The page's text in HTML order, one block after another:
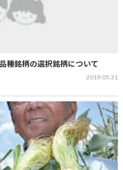
種銘柄の選択銘柄について
2019.05.31
「農産物検査に関する基本要領」
213号総合食料局長通知）Ⅰの第2の
の選択銘柄は、次のとおり…